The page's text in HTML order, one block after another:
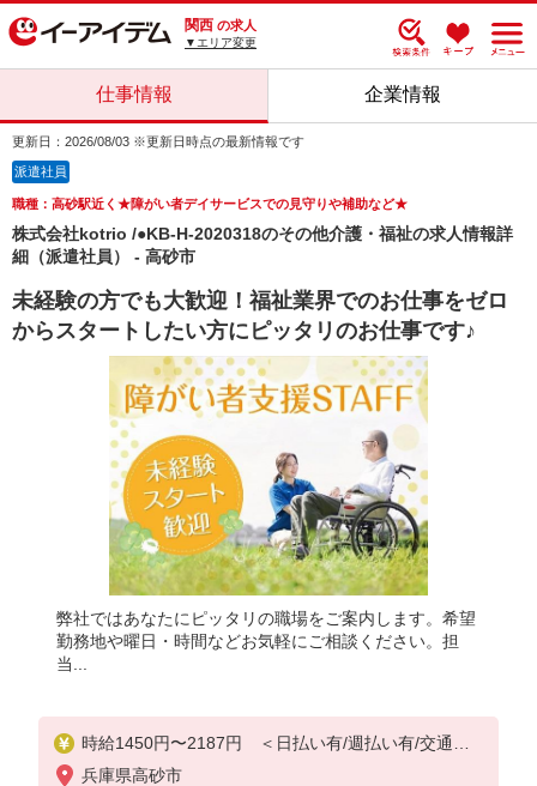
関西 の求人
▼エリア変更
仕事情報 企業情報
更新日：2026/08/03 ※更新日時点の最新情報です
派遣社員
職種：高砂駅近く★障がい者デイサービスでの見守りや補助など★
株式会社kotrio /●KB-H-2020318のその他介護・福祉の求人情報詳
細（派遣社員） - 高砂市
未経験の方でも大歓迎！福祉業界でのお仕事をゼロ
からスタートしたい方にピッタリのお仕事です♪
弊社ではあなたにピッタリの職場をご案内します。希望
勤務地や曜日・時間などお気軽にご相談ください。担
当...
時給1450円〜2187円 ＜日払い有/週払い有/交通費
全支給(ガソリン代含む)＞
兵庫県高砂市